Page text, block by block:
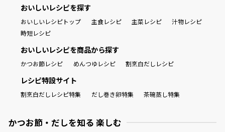
おいしいレシピを探す
おいしいレシピトップ 主食レシピ 主菜レシピ
汁物レシピ
時短レシピ
おいしいレシピを商品から探す
かつお節レシピ めんつゆレシピ 割烹白だしレシピ
レシピ特設サイト
割烹白だしレシピ特集 だし巻き卵特集 茶碗蒸し特集
かつお節・だしを知る 楽しむ